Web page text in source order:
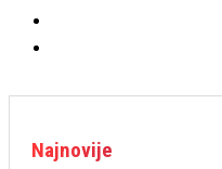
Najnovije